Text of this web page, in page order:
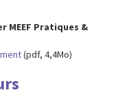
MEEF Pratiques &
(pdf, 4,4Mo)